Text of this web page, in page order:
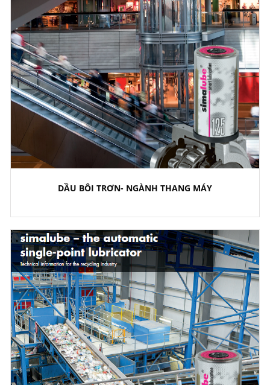
DẦU BÔI TRƠN- NGÀNH THANG MÁY